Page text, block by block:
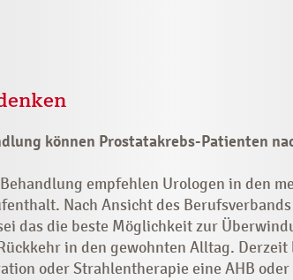
können Prostatakrebs-Patienten
empfehlen Urologen in den
Nach Ansicht des
das die beste Möglichkeit zur
in den gewohnten Alltag.
oder Strahlentherapie eine AHB oder